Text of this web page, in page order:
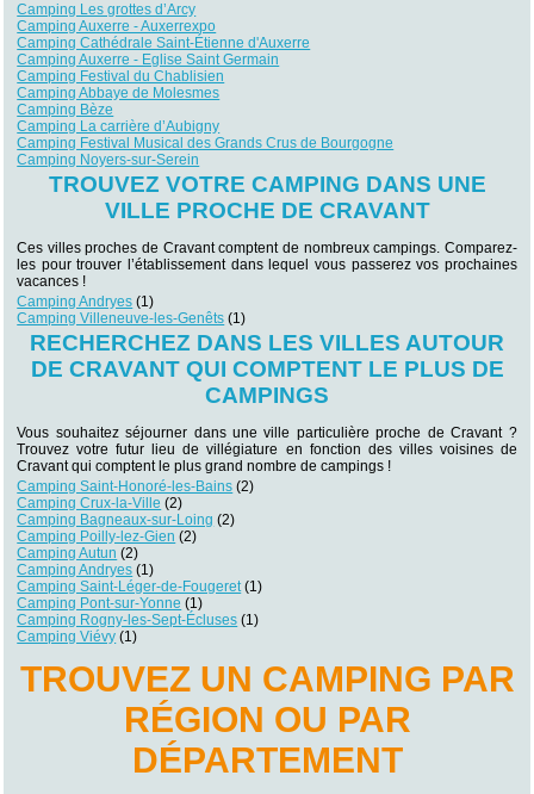
Camping Les grottes d’Arcy
Camping Auxerre - Auxerrexpo
Camping Cathédrale Saint-Étienne d'Auxerre
Camping Auxerre - Eglise Saint Germain
Camping Festival du Chablisien
Camping Abbaye de Molesmes
Camping Bèze
Camping La carrière d’Aubigny
Camping Festival Musical des Grands Crus de Bourgogne
Camping Noyers-sur-Serein
TROUVEZ VOTRE CAMPING DANS UNE
VILLE PROCHE DE CRAVANT
Ces villes proches de Cravant comptent de nombreux campings. Comparez-
les pour trouver l’établissement dans lequel vous passerez vos prochaines
vacances !
Camping Andryes (1)
Camping Villeneuve-les-Genêts (1)
RECHERCHEZ DANS LES VILLES AUTOUR
DE CRAVANT QUI COMPTENT LE PLUS DE
CAMPINGS
Vous souhaitez séjourner dans une ville particulière proche de Cravant ?
Trouvez votre futur lieu de villégiature en fonction des villes voisines de
Cravant qui comptent le plus grand nombre de campings !
Camping Saint-Honoré-les-Bains (2)
Camping Crux-la-Ville (2)
Camping Bagneaux-sur-Loing (2)
Camping Poilly-lez-Gien (2)
Camping Autun (2)
Camping Andryes (1)
Camping Saint-Léger-de-Fougeret(1)
Camping Pont-sur-Yonne (1)
Camping Rogny-les-Sept-Écluses (1)
Camping Viévy (1)
TROUVEZ UN CAMPING PAR
RÉGION OU PAR
DÉPARTEMENT